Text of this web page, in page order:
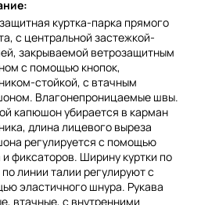
куртка-парка прямого
с центральной застежкой-
закрываемой ветрозащитным
с помощью кнопок,
стойкой, с втачным
Влагонепроницаемые швы.
капюшон убирается в карман
длина лицевого выреза
регулируется с помощью
фиксаторов. Ширину куртки по
по линии талии регулируют с
эластичного шнура. Рукава
втачные, с внутренними